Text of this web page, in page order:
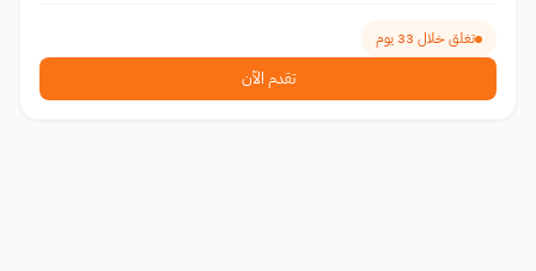
تغلق خلال 33 يوم
تقدم الآن